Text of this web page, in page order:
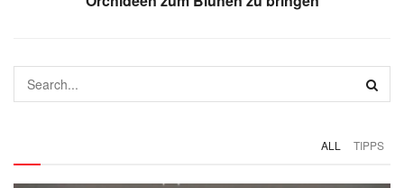
ALL TIPPS